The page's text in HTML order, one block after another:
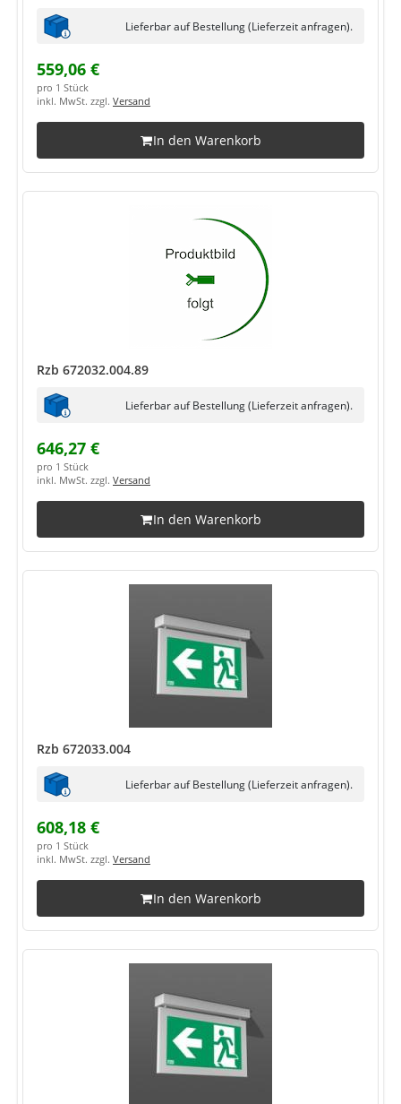
Lieferbar auf Bestellung (Lieferzeit anfragen).
559,06 €
pro 1 Stück
inkl. MwSt. zzgl. Versand
In den Warenkorb
Rzb 672032.004.89
Lieferbar auf Bestellung (Lieferzeit anfragen).
646,27 €
pro 1 Stück
inkl. MwSt. zzgl. Versand
In den Warenkorb
Rzb 672033.004
Lieferbar auf Bestellung (Lieferzeit anfragen).
608,18 €
pro 1 Stück
inkl. MwSt. zzgl. Versand
In den Warenkorb